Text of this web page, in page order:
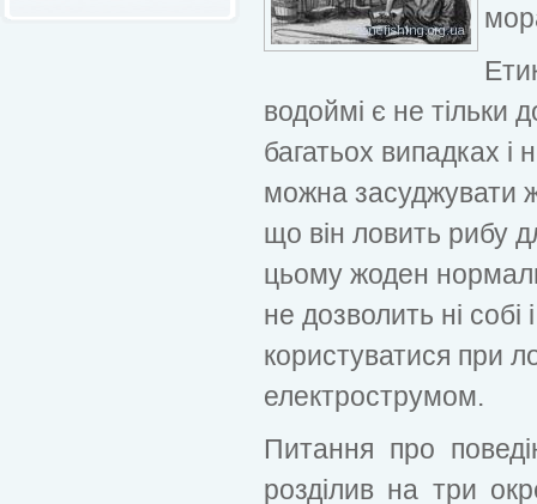
водоймі є не тільки
багатьох випадках
можна засуджувати
що він ловить рибу
цьому жоден
не дозволить ні собі
користуватися при
електрострумом.
Питання про
розділив на три